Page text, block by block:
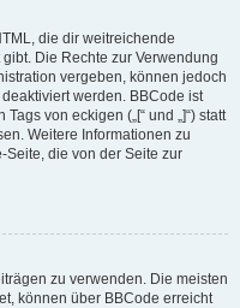
die dir weitreichende
Die Rechte zur Verwendung
vergeben, können jedoch
werden. BBCode ist
von eckigen („[“ und „]“) statt
Weitere Informationen zu
Seite, die von der Seite zur
zu verwenden. Die meisten
können über BBCode erreicht